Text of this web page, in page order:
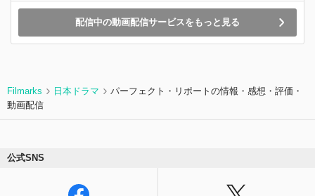
クラ”に、若き刑事・不破利己（杉野遥亮）が異
動してくる。利己は頭脳明晰であるものの、他人
ふたりの正義がぶつかりあうとき、風化寸前だっ
った。
配信中の動画配信サービスをもっと見る
Filmarks 日本ドラマ
パーフェクト・リポートの情報・感想・評価・
動画配信
公式SNS